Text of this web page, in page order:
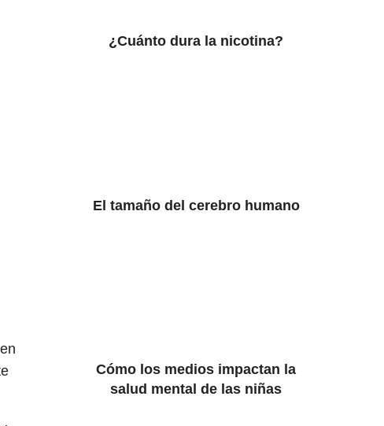
¿Cuánto dura la nicotina?
El tamaño del cerebro humano
Cómo los medios impactan la
salud mental de las niñas